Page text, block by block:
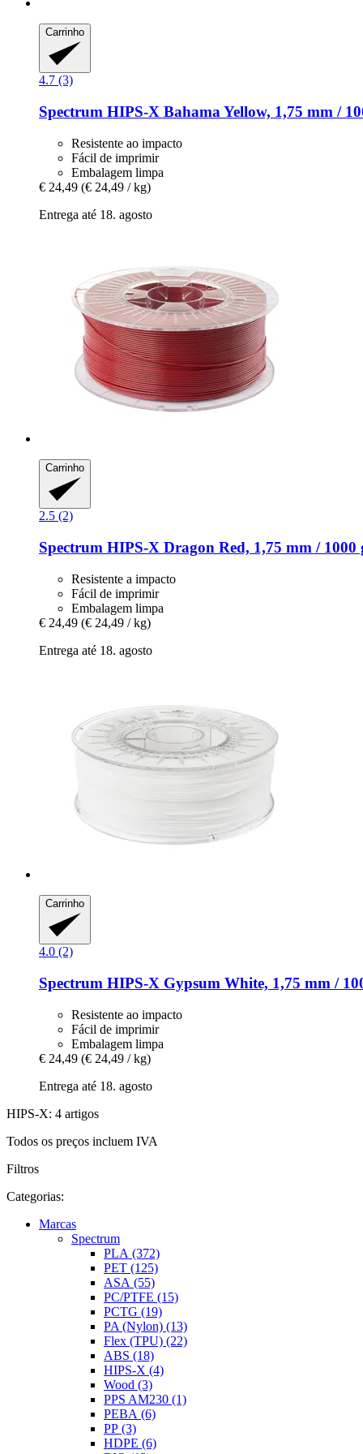
Carrinho
4.7 (3)
Spectrum HIPS-​X Bahama Yellow, 1,75 mm /
Resistente ao impacto
Fácil de imprimir
Embalagem limpa
€ 24,49 (€ 24,49 / kg)
Entrega até 18. agosto
Carrinho
2.5 (2)
Spectrum HIPS-​X Dragon Red, 1,75 mm / 1000
Resistente a impacto
Fácil de imprimir
Embalagem limpa
€ 24,49 (€ 24,49 / kg)
Entrega até 18. agosto
Carrinho
4.0 (2)
Spectrum HIPS-​X Gypsum White, 1,75 mm /
Resistente ao impacto
Fácil de imprimir
Embalagem limpa
€ 24,49 (€ 24,49 / kg)
Entrega até 18. agosto
HIPS-X: 4 artigos
Todos os preços incluem IVA
Filtros
Categorias:
Marcas
Spectrum
PLA (372)
PET (125)
ASA (55)
PC/PTFE (15)
PCTG (19)
PA (Nylon) (13)
Flex (TPU) (22)
ABS (18)
HIPS-X (4)
Wood (3)
PPS AM230 (1)
PEBA (6)
PP (3)
HDPE (6)